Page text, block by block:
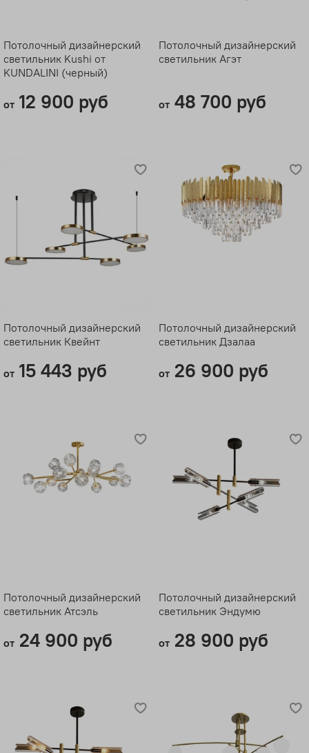
Потолочный дизайнерский
светильник Kushi от
KUNDALINI (черный)
от12 900 руб
Потолочный дизайнерский
светильник Aгэт
от48 700 руб
Потолочный дизайнерский
светильник Квейнт
от15 443 руб
Потолочный дизайнерский
светильник Дзалаа
от26 900 руб
Потолочный дизайнерский
светильник Атсэль
от24 900 руб
Потолочный дизайнерский
светильник Эндумю
от28 900 руб